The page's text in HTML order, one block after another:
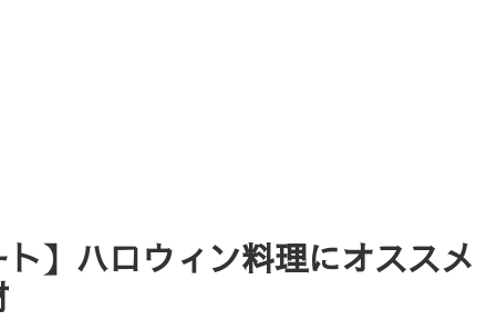
ト】ハロウィン料理にオススメ